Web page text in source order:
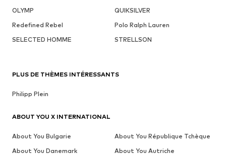
OLYMP
QUIKSILVER
Redefined Rebel
Polo Ralph Lauren
SELECTED HOMME
STRELLSON
PLUS DE THÈMES INTÉRESSANTS
Philipp Plein
ABOUT YOU X INTERNATIONAL
About You Bulgarie
About You République Tchèque
About You Danemark
About You Autriche